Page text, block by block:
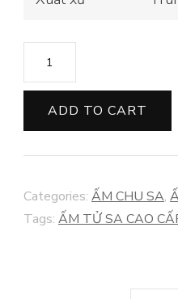
TÂM
KINH
THẠCH
BIỀU
NÊ
quantity
ADD TO CART
Categories: ẤM CHU SA,
Tags: ẤM TỬ SA CAO